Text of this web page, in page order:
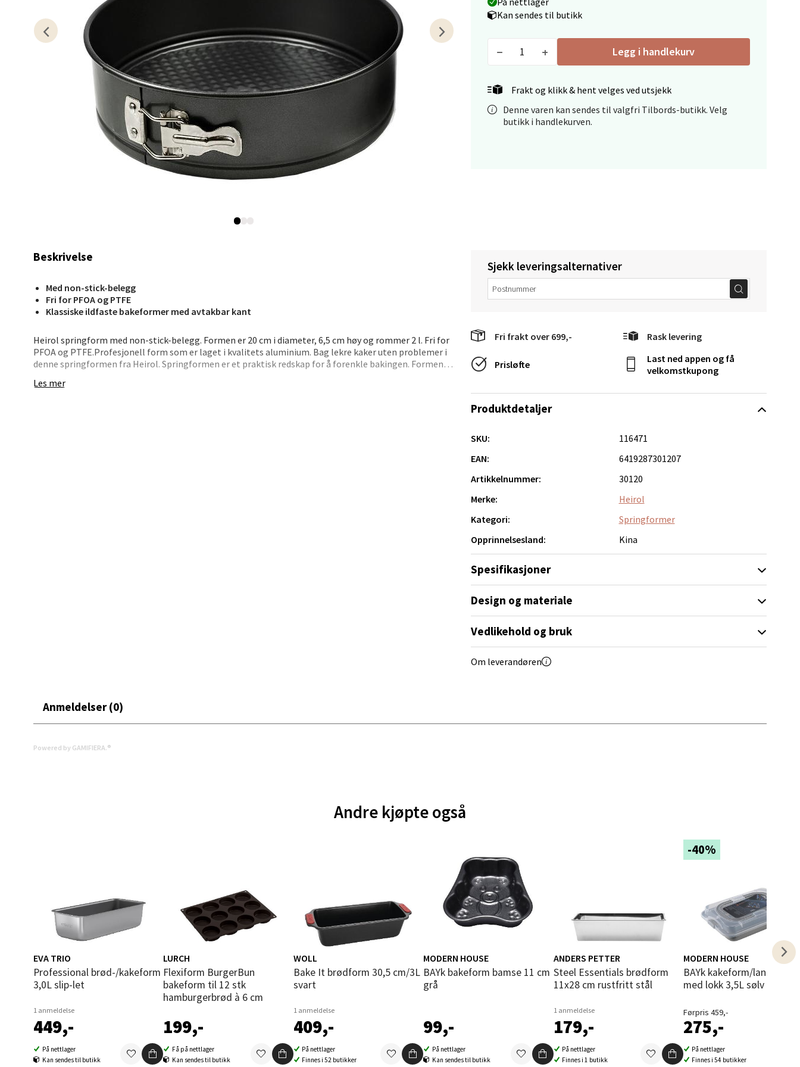
Kan sendes til butikk
Legg i handlekurv
Frakt og klikk & hent velges ved utsjekk
Denne varen kan sendes til valgfri Tilbords-butikk. Velg
butikk i handlekurven.
Beskrivelse
Med non-stick-belegg
Fri for PFOA og PTFE
Klassiske ildfaste bakeformer med avtakbar kant
Heirol springform med non-stick-belegg. Formen er 20 cm i diameter, 6,5 cm høy og rommer 2 l. Fri for
PFOA og PTFE.Profesjonell form som er laget i kvalitets aluminium. Bag lekre kaker uten problemer i
denne springformen fra Heirol. Springformen er et praktisk redskap for å forenkle bakingen. Formen
Les mer
Sjekk leveringsalternativer
Fri frakt over 699,- Rask levering
Prisløfte
Last ned appen og få
velkomstkupong
Produktdetaljer
SKU:
116471
EAN:
6419287301207
Artikkelnummer:
30120
Merke:
Heirol
Kategori:
Springformer
Opprinnelsesland:
Kina
Spesifikasjoner
Design og materiale
Vedlikehold og bruk
Om leverandøren
Anmeldelser (0)
Powered by GAMIFIERA.®
Andre kjøpte også
EVA TRIO
Professional brød-/kakeform
3,0L slip-let
1 anmeldelse
449,-
På nettlager
Kan sendes til butikk
LURCH
Flexiform BurgerBun
bakeform til 12 stk
hamburgerbrød à 6 cm
199,-
Få på nettlager
Kan sendes til butikk
WOLL
Bake It brødform 30,5 cm/3L
svart
1 anmeldelse
409,-
På nettlager
Finnes i 52 butikker
MODERN HOUSE
BAYk bakeform bamse 11 cm
grå
99,-
På nettlager
Kan sendes til butikk
ANDERS PETTER
Steel Essentials brødform
11x28 cm rustfritt stål
1 anmeldelse
179,-
På nettlager
Finnes i 1 butikk
-40%
MODERN HOUSE
bAYk kakeform/langpanne
med lokk 3,5L sølv
Førpris 459,-
275,-
På nettlager
Finnes i 54 butikker
Kristiansand - Markens
Lillemarkens markensgate 25B, 4611 Kristiansand
Åpent i dag 09-18
Velg
Oslo - Linderud
Erich Mogensøns vei 38, 0594 Oslo
Stavanger og Sandnes - Thon Senter
Velg
Velg
Ålesund - Thon Senter Moa
Molde - Moldetorget
Torget 1, 6413 Molde
Åpent i dag 10-20
Velg
Narvik - Thon Senter Malmporten
Bolagsgata 1, 8514 Narvik